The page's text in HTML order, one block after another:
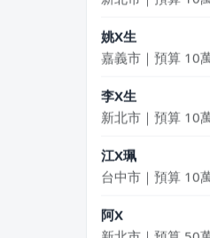
姚X生
嘉義市｜預算 10
李X生
新北市｜預算 10
江X珮
台中市｜預算 10
阿X
新北市｜預算 50